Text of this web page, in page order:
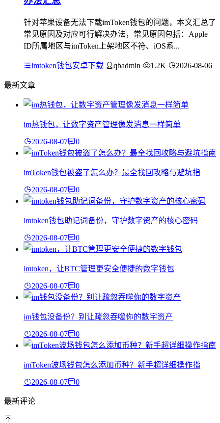
针对苹果设备无法下载imToken钱包的问题，本文汇总了
常见原因及对应可行解决办法，常见原因包括：Apple
ID所属地区与imToken上架地区不符、iOS系...
imtoken钱包安卓下载 qbadmin 1.2K 2026-08-06
最新文章
im热钱包，让数字资产管理像发消息一样简单
2026-08-07 0
imToken钱包被盗了怎么办？最全找回攻略与避坑指
2026-08-07 0
imtoken钱包助记词备份，守护数字资产的核心密码
2026-08-07 0
imtoken，让BTC管理更安全便捷的数字钱包
2026-08-07 0
im钱包没备份？别让疏忽吞噬你的数字资产
2026-08-07 0
imToken波场钱包怎么添加币种？新手超详细操作指
2026-08-07 0
最新评论